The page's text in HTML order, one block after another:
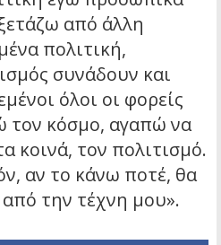
από άλλη
πολιτική,
συνάδουν και
όλοι οι φορείς
τον κόσμο, αγαπώ να
κοινά, τον πολιτισμό.
αν το κάνω ποτέ, θα
από την τέχνη μου».